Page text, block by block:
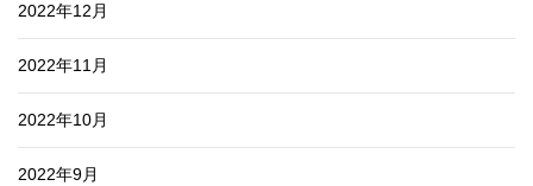
2022年12月
2022年11月
2022年10月
2022年9月